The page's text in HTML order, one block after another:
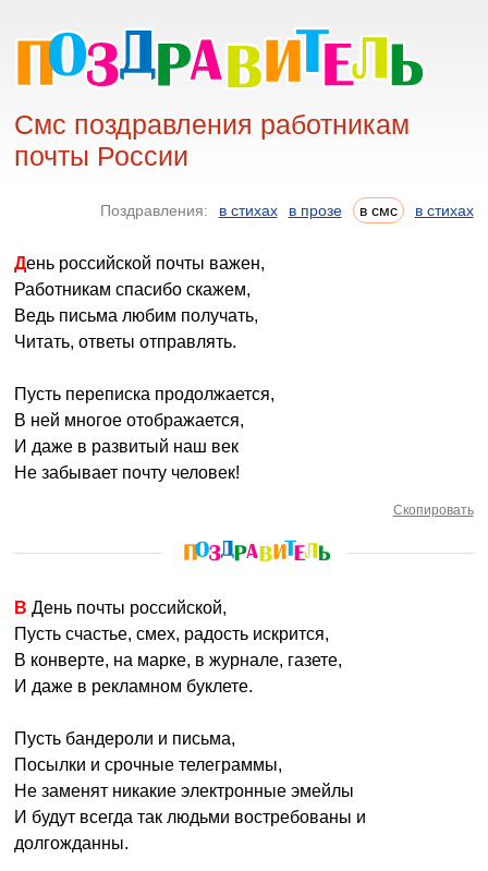
Смс поздравления работникам
почты России
Поздравления: в стихах в прозе в смс в стихах
День российской почты важен,
Работникам спасибо скажем,
Ведь письма любим получать,
Читать, ответы отправлять.
Пусть переписка продолжается,
В ней многое отображается,
И даже в развитый наш век
Не забывает почту человек!
Скопировать
В День почты российской,
Пусть счастье, смех, радость искрится,
В конверте, на марке, в журнале, газете,
И даже в рекламном буклете.
Пусть бандероли и письма,
Посылки и срочные телеграммы,
Не заменят никакие электронные эмейлы
И будут всегда так людьми востребованы и
долгожданны.